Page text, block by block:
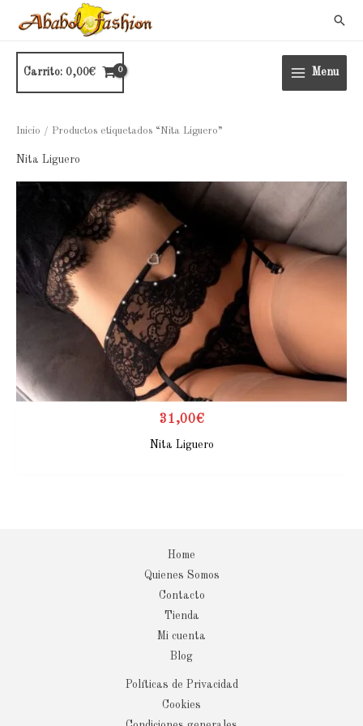
contenido
Carrito:0,00€ Menu
Inicio / Productos etiquetados “Nita Liguero”
Nita Liguero
31,00€
Nita Liguero
Home
Quienes Somos
Contacto
Tienda
Mi cuenta
Blog
Políticas de Privacidad
Cookies